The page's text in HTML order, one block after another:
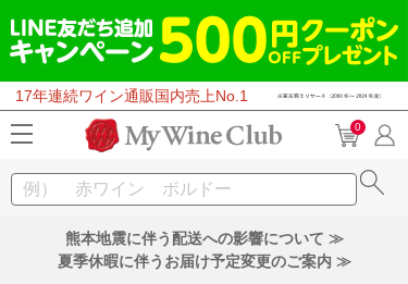
17年連続ワイン通販国内売上No.1
0
熊本地震に伴う配送への影響について ≫
夏季休暇に伴うお届け予定変更のご案内 ≫